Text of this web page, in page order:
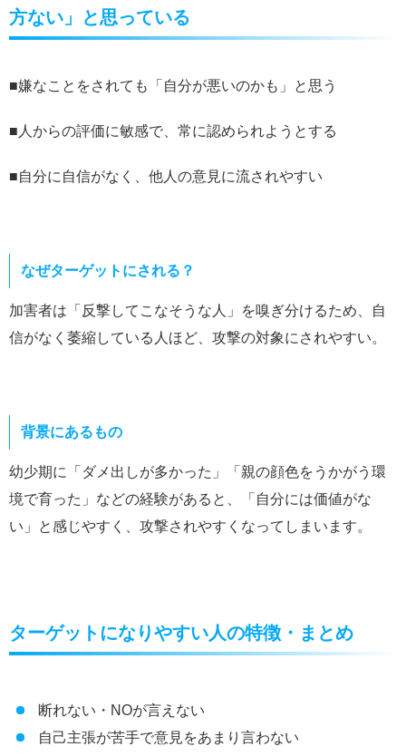
方ない」と思っている
■嫌なことをされても「自分が悪いのかも」と思う
■人からの評価に敏感で、常に認められようとする
■自分に自信がなく、他人の意見に流されやすい
なぜターゲットにされる？
加害者は「反撃してこなそうな人」を嗅ぎ分けるため、自
信がなく萎縮している人ほど、攻撃の対象にされやすい。
背景にあるもの
幼少期に「ダメ出しが多かった」「親の顔色をうかがう環
境で育った」などの経験があると、「自分には価値がな
い」と感じやすく、攻撃されやすくなってしまいます。
ターゲットになりやすい人の特徴・まとめ
断れない・NOが言えない
自己主張が苦手で意見をあまり言わない